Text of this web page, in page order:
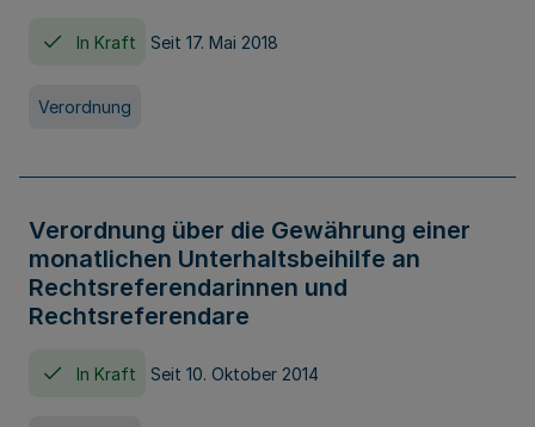
In Kraft Seit 17. Mai 2018
Verordnung
Verordnung über die Gewährung einer
monatlichen Unterhaltsbeihilfe an
Rechtsreferendarinnen und
Rechtsreferendare
In Kraft Seit 10. Oktober 2014